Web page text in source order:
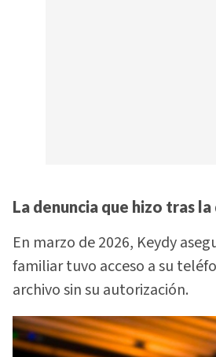
La denuncia que hizo tras
En marzo de 2026, Keydy
familiar tuvo acceso a su
archivo sin su autorización.